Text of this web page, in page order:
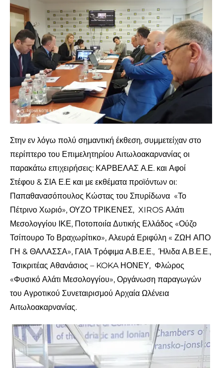
Στην εν λόγω πολύ σημαντική έκθεση, συμμετείχαν στο
περίπτερο του Επιμελητηρίου Αιτωλοακαρνανίας οι
παρακάτω επιχειρήσεις: ΚΑΡΒΕΛΑΣ Α.Ε. και Αφοί
Στέφου & ΣΙΑ Ε.Ε και με εκθέματα προϊόντων οι:
Παπαθανασόπουλος Κώστας του Σπυρίδωνα «Το
Πέτρινο Χωριό», ΟΥΖΟ ΤΡΙΚΕΝΕΣ, XIROS Αλάτι
Μεσολογγίου ΙΚΕ, Ποτοποιία Δυτικής Ελλάδος «Ούζο
Τσίπουρο Το Βραχωρίτικο», Αλευρά Εριφύλη « ΖΩΗ ΑΠΟ
ΓΗ & ΘΑΛΑΣΣΑ», ΓΑΙΑ Τρόφιμα Α.Β.Ε.Ε., Ήλιδα Α.Β.Ε.Ε.,
Τσικριτέας Αθανάσιος – KOKA ΗΟΝΕΥ, Φλώρος
«Φυσικό Αλάτι Μεσολογγίου», Οργάνωση παραγωγών
του Αγροτικού Συνεταιρισμού Αρχαία Ωλένεια
Αιτωλοακαρνανίας.